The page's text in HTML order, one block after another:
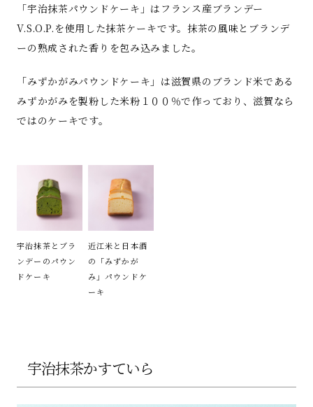
「宇治抹茶パウンドケーキ」はフランス産ブランデー
V.S.O.P.を使用した抹茶ケーキです。抹茶の風味とブランデ
ーの熟成された香りを包み込みました。
「みずかがみパウンドケーキ」は滋賀県のブランド米である
みずかがみを製粉した米粉１００％で作っており、滋賀なら
ではのケーキです。
宇治抹茶とブラ
ンデーのパウン
ドケーキ
近江米と日本酒
の「みずかが
み」パウンドケ
ーキ
宇治抹茶かすていら